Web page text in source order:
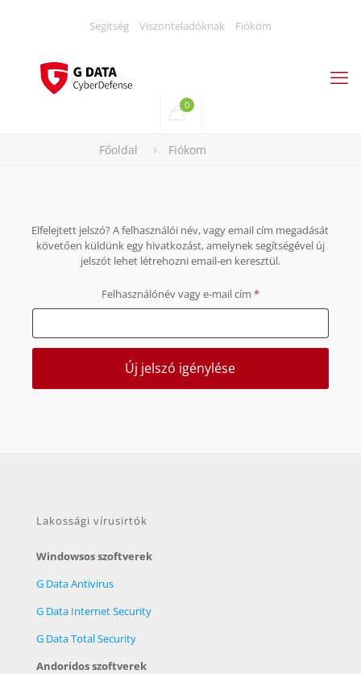
Segítség Viszonteladóknak Fiókom
0
Főoldal Fiókom
Elfelejtett jelszó? A felhasználói név, vagy email cím megadását
követően küldünk egy hivatkozást, amelynek segítségével új
jelszót lehet létrehozni email-en keresztül.
Felhasználónév vagy e-mail cím *Kötelező
Új jelszó igénylése
Lakossági vírusirtók
Windowsos szoftverek
G Data Antivirus
G Data Internet Security
G Data Total Security
Andoridos szoftverek